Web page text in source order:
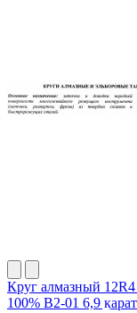
Круг алмазный
100% В2-01 6,9 карат